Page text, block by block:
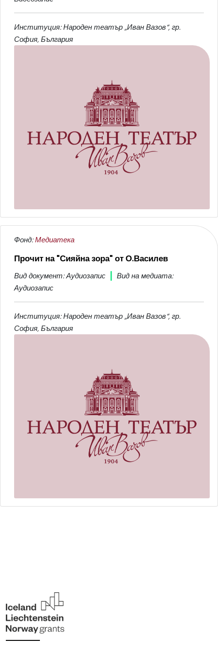
Институция: Народен театър „Иван Вазов“, гр.
София, България
Фонд:Медиатека
Прочит на "Сияйна зора" от О.Василев
Вид документ: Аудиозапис
Вид на медиата:
Аудиозапис
Институция: Народен театър „Иван Вазов“, гр.
София, България